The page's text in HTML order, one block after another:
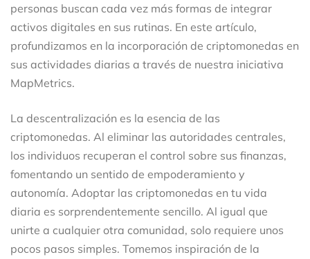
personas buscan cada vez más formas de integrar
activos digitales en sus rutinas. En este artículo,
profundizamos en la incorporación de criptomonedas en
sus actividades diarias a través de nuestra iniciativa
MapMetrics.
La descentralización es la esencia de las
criptomonedas. Al eliminar las autoridades centrales,
los individuos recuperan el control sobre sus finanzas,
fomentando un sentido de empoderamiento y
autonomía. Adoptar las criptomonedas en tu vida
diaria es sorprendentemente sencillo. Al igual que
unirte a cualquier otra comunidad, solo requiere unos
pocos pasos simples. Tomemos inspiración de la